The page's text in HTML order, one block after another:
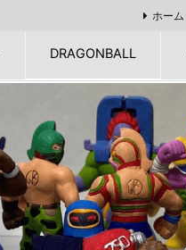
DRAGONBALL
ホーム